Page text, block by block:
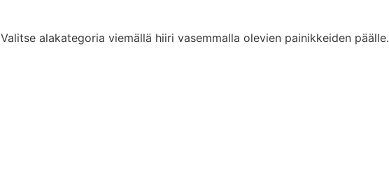
Valitse alakategoria viemällä hiiri vasemmalla olevien painikkeiden päälle.